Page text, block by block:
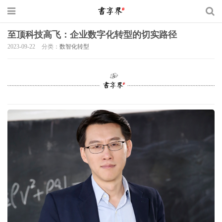
至顶科技高飞：企业数字化转型的切实路径
2023-09-22 分类： 数智化转型